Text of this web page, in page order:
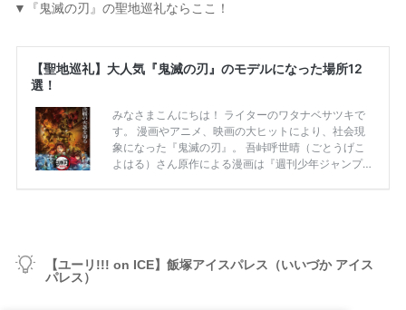
▼『鬼滅の刃』の聖地巡礼ならここ！
【ユーリ!!! on ICE】飯塚アイスパレス（いいづか アイス
パレス）